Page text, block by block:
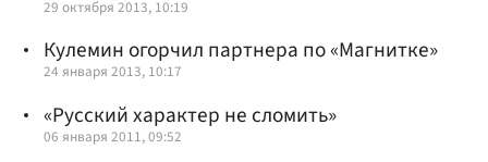
29 октября 2013, 10:19
Кулемин огорчил партнера по «Магнитке»
24 января 2013, 10:17
«Русский характер не сломить»
06 января 2011, 09:52